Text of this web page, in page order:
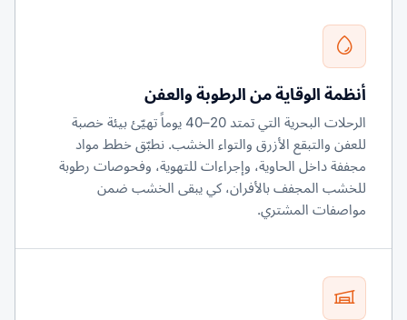
أنظمة الوقاية من الرطوبة والعفن
الرحلات البحرية التي تمتد 20–40 يوماً تهيّئ بيئة خصبة
للعفن والتبقع الأزرق والتواء الخشب. نطبّق خطط مواد
مجففة داخل الحاوية، وإجراءات للتهوية، وفحوصات رطوبة
للخشب المجفف بالأفران، كي يبقى الخشب ضمن
مواصفات المشتري.